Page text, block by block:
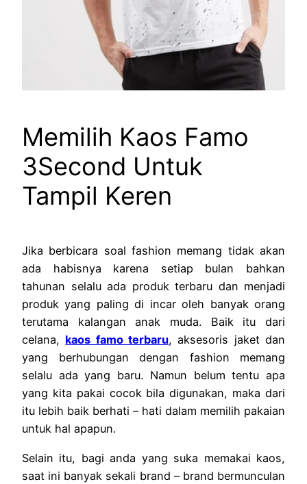
Memilih Kaos Famo
3Second Untuk
Tampil Keren
Jika berbicara soal fashion memang tidak akan
ada habisnya karena setiap bulan bahkan
tahunan selalu ada produk terbaru dan menjadi
produk yang paling di incar oleh banyak orang
terutama kalangan anak muda. Baik itu dari
celana, kaos famo terbaru, aksesoris jaket dan
yang berhubungan dengan fashion memang
selalu ada yang baru. Namun belum tentu apa
yang kita pakai cocok bila digunakan, maka dari
itu lebih baik berhati – hati dalam memilih pakaian
untuk hal apapun.
Selain itu, bagi anda yang suka memakai kaos,
saat ini banyak sekali brand – brand bermunculan